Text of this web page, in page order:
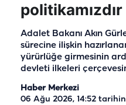
politikamızdır
Adalet Bakanı Akın
sürecine ilişkin
yürürlüğe girmesinin
devleti ilkeleri
Haber Merkezi
06 Ağu 2026, 14:52